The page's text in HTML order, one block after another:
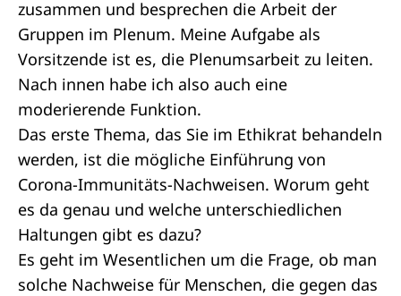
zusammen und besprechen die Arbeit der
Gruppen im Plenum. Meine Aufgabe als
Vorsitzende ist es, die Plenumsarbeit zu leiten.
Nach innen habe ich also auch eine
moderierende Funktion.
Das erste Thema, das Sie im Ethikrat behandeln
werden, ist die mögliche Einführung von
Corona-Immunitäts-Nachweisen. Worum geht
es da genau und welche unterschiedlichen
Haltungen gibt es dazu?
Es geht im Wesentlichen um die Frage, ob man
solche Nachweise für Menschen, die gegen das